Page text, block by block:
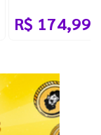
R$ 174,99